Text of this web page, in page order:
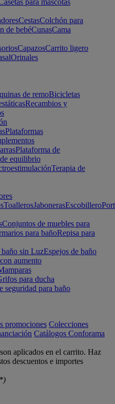
para mascotas
CestasColchón para
de bebéCunasCama
CapazosCarrito ligero
Orinales
de remoBicicletas
Recambios y
Plataformas
Plataforma de
equilibrio
Terapia de
ToallerosJabonerasEscobillero
Conjuntos de muebles para
para bañoRepisa para
baño sin LuzEspejos de baño
aumento
para ducha
seguridad para baño
promociones Colecciones
Catálogos Conforama
aplicados en el carrito. Haz
descuentos e importes